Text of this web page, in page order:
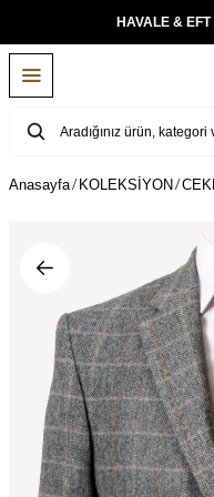
HAVALE &
Anasayfa KOLEKSİYON